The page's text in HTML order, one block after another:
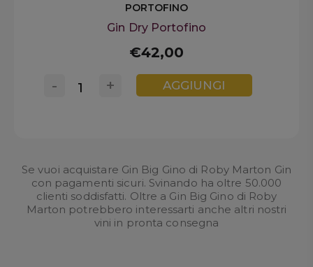
PORTOFINO
Gin Dry Portofino
€42,00
+
- AGGIUNGI
Se vuoi acquistare Gin Big Gino di Roby Marton Gin
con pagamenti sicuri. Svinando ha oltre 50.000
clienti soddisfatti. Oltre a Gin Big Gino di Roby
Marton potrebbero interessarti anche altri nostri
vini in pronta consegna